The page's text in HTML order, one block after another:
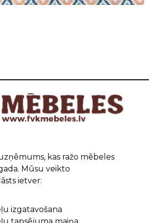
kas ražo mēbeles
Mūsu veikto
ietver:
izgatavošana